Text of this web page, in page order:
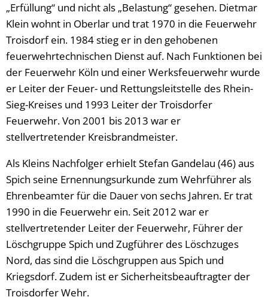
„Erfüllung“ und nicht als „Belastung“ gesehen. Dietmar
Klein wohnt in Oberlar und trat 1970 in die Feuerwehr
Troisdorf ein. 1984 stieg er in den gehobenen
feuerwehrtechnischen Dienst auf. Nach Funktionen bei
der Feuerwehr Köln und einer Werksfeuerwehr wurde
er Leiter der Feuer- und Rettungsleitstelle des Rhein-
Sieg-Kreises und 1993 Leiter der Troisdorfer
Feuerwehr. Von 2001 bis 2013 war er
stellvertretender Kreisbrandmeister.
Als Kleins Nachfolger erhielt Stefan Gandelau (46) aus
Spich seine Ernennungsurkunde zum Wehrführer als
Ehrenbeamter für die Dauer von sechs Jahren. Er trat
1990 in die Feuerwehr ein. Seit 2012 war er
stellvertretender Leiter der Feuerwehr, Führer der
Löschgruppe Spich und Zugführer des Löschzuges
Nord, das sind die Löschgruppen aus Spich und
Kriegsdorf. Zudem ist er Sicherheitsbeauftragter der
Troisdorfer Wehr.